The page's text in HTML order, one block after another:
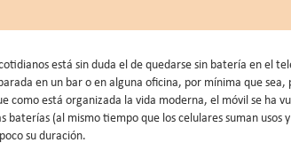
está sin duda el de quedarse sin batería en el
en un bar o en alguna oficina, por mínima que
como está organizada la vida moderna, el móvil se
baterías (al mismo tiempo que los celulares suman usos
su duración.